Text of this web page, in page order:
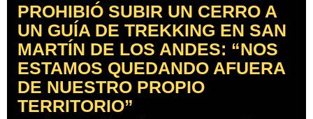
PROHIBIÓ SUBIR UN CERRO A
UN GUÍA DE TREKKING EN SAN
MARTÍN DE LOS ANDES: “NOS
ESTAMOS QUEDANDO AFUERA
DE NUESTRO PROPIO
TERRITORIO”